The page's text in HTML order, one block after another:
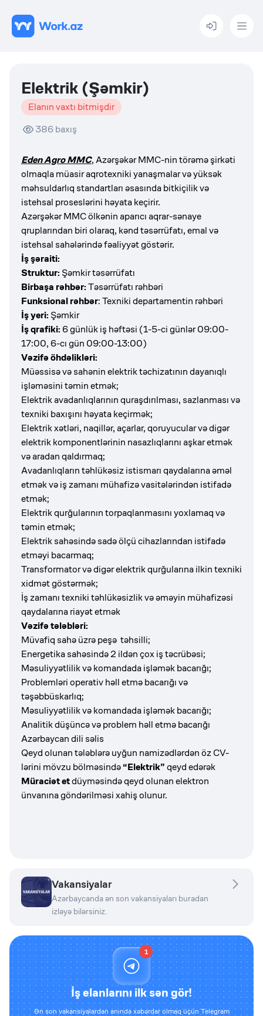
Menu
Elektrik (Şəmkir)
Elanın vaxtı bitmişdir
386baxış
Eden Agro MMC, Azərşəkər MMC-nin törəmə şirkəti
olmaqla müasir aqrotexniki yanaşmalar və yüksək
məhsuldarlıq standartları əsasında bitkiçilik və
istehsal proseslərini həyata keçirir.
Azərşəkər MMC ölkənin aparıcı aqrar-sənaye
qruplarından biri olaraq, kənd təsərrüfatı, emal və
istehsal sahələrində fəaliyyət göstərir.
İş şəraiti:
Struktur: Şəmkir təsərrüfatı
Birbaşa rəhbər:Təsərrüfatı rəhbəri
Funksional rəhbər: Texniki departamentin rəhbəri
İş yeri: Şəmkir
İş qrafiki: 6 günlük iş həftəsi (1-5-ci günlər 09:00-
17:00, 6-cı gün 09:00-13:00)
Vəzifə öhdəlikləri:
Müəssisə və sahənin elektrik təchizatının dayanıqlı
işləməsini təmin etmək;
Elektrik avadanlıqlarının quraşdırılması, sazlanması və
texniki baxışını həyata keçirmək;
Elektrik xətləri, naqillər, açarlar, qoruyucular və digər
elektrik komponentlərinin nasazlıqlarını aşkar etmək
və aradan qaldırmaq;
Avadanlıqların təhlükəsiz istismarı qaydalarına əməl
etmək və iş zamanı mühafizə vasitələrindən istifadə
etmək;
Elektrik qurğularının torpaqlanmasını yoxlamaq və
təmin etmək;
Elektrik sahəsində sadə ölçü cihazlarından istifadə
etməyi bacarmaq;
Transformator və digər elektrik qurğularına ilkin texniki
xidmət göstərmək;
İş zamanı texniki təhlükəsizlik və əməyin mühafizəsi
qaydalarına riayət etmək
Vəzifə tələbləri:
Müvafiq sahə üzrə peşə təhsilli;
Energetika sahəsində 2 ildən çox iş təcrübəsi;
Məsuliyyətlilik və komandada işləmək bacarığı;
Problemləri operativ həll etmə bacarığı və
təşəbbüskarlıq;
Məsuliyyətlilik və komandada işləmək bacarığı;
Analitik düşüncə və problem həll etmə bacarığı
Azərbaycan dili səlis
Qeyd olunan tələblərə uyğun namizədlərdən öz CV-
lərini mövzu bölməsində“Elektrik”qeyd edərək
Müraciət etdüyməsində qeyd olunan elektron
ünvanına göndərilməsi xahiş olunur.
Vakansiyalar
Azərbaycanda ən son vakansiyaları buradan
izləyə bilərsiniz.
1
İş elanlarını ilk sən gör!
Ən son vakansiyalardan anında xəbərdar olmaq üçün Telegram